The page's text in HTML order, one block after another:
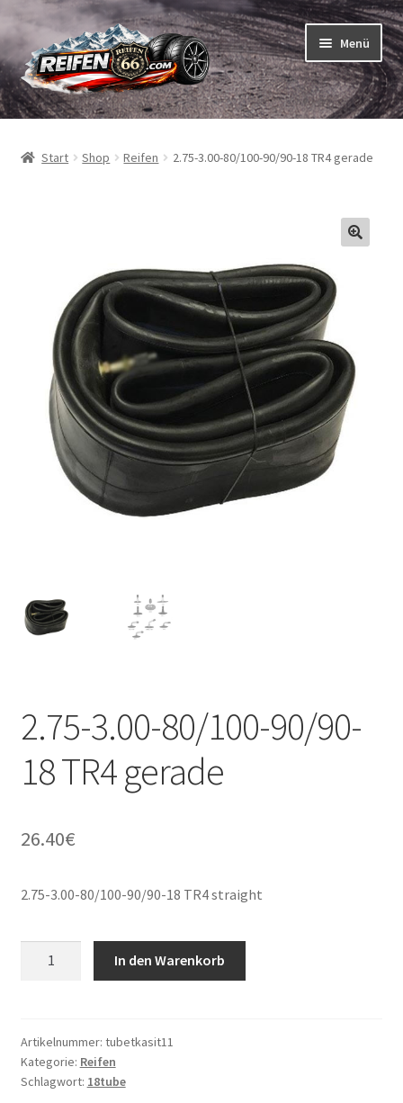
Zur
Navigation
springen
Zum
Inhalt
springen
Menü
Reifen
Schläuche
Marken
Reifentests
Kontakt
Start Shop Reifen 2.75-3.00-80/100-90/90-18 TR4 gerade
2.75-3.00-80/100-90/90-
18 TR4 gerade
26.40€
2.75-3.00-80/100-90/90-18 TR4 straight
18
TR4
gerade
In den Warenkorb
Artikelnummer: tubetkasit11
Kategorie: Reifen
Schlagwort: 18tube